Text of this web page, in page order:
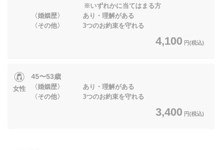
※いずれかに当てはまる方
〈婚姻歴〉 あり・理解がある
〈その他〉 3つのお約束を守れる
4,100 円(税込)
女性
45〜53歳
〈婚姻歴〉 あり・理解がある
〈その他〉 3つのお約束を守れる
3,400 円(税込)